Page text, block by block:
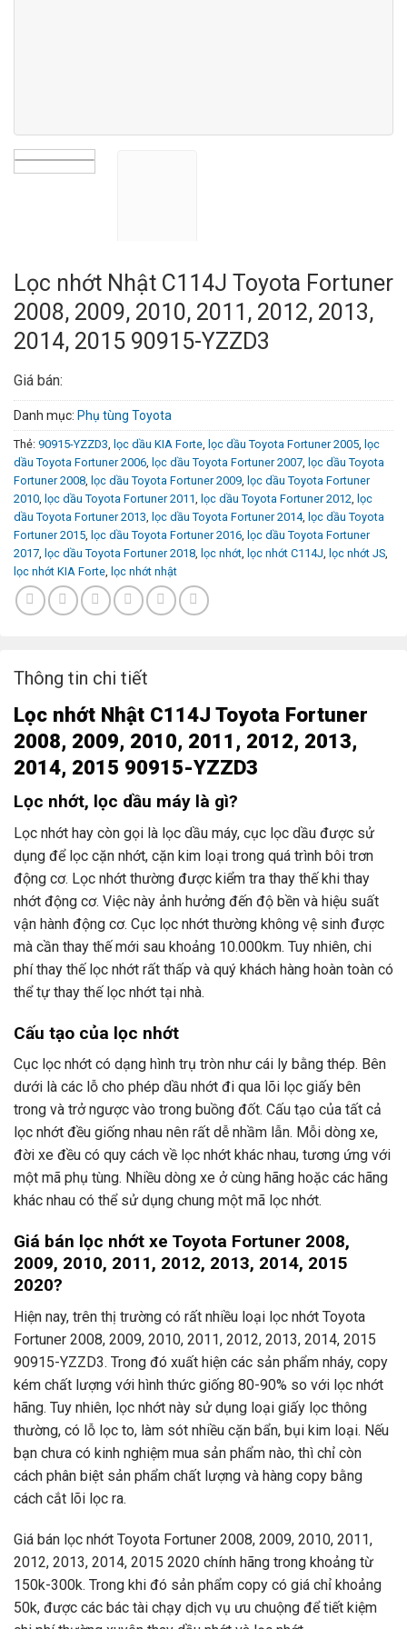
Lọc nhớt Nhật C114J Toyota Fortuner
2008, 2009, 2010, 2011, 2012, 2013,
2014, 2015 90915-YZZD3
Giá bán:
Danh mục: Phụ tùng Toyota
Thẻ: 90915-YZZD3 lọc dầu KIA Forte lọc dầu Toyota Fortuner 2005 lọc
dầu Toyota Fortuner 2006 lọc dầu Toyota Fortuner 2007 lọc dầu Toyota
Fortuner 2008 lọc dầu Toyota Fortuner 2009 lọc dầu Toyota Fortuner
2010 lọc dầu Toyota Fortuner 2011 lọc dầu Toyota Fortuner 2012
lọc
dầu Toyota Fortuner 2013
lọc dầu Toyota Fortuner 2014, lọc dầu Toyota
Fortuner 2015 lọc dầu Toyota Fortuner 2016 lọc dầu Toyota Fortuner
2017 lọc dầu Toyota Fortuner 2018 lọc nhớt lọc nhớt C114J lọc nhớt JS
lọc nhớt KIA Forte lọc nhớt nhật
Thông tin chi tiết
Lọc nhớt Nhật C114J Toyota Fortuner
2008, 2009, 2010, 2011, 2012, 2013,
2014, 2015 90915-YZZD3
Lọc nhớt, lọc dầu máy là gì?
Lọc nhớt hay còn gọi là lọc dầu máy, cục lọc dầu được sử
dụng để lọc cặn nhớt, cặn kim loại trong quá trình bôi trơn
động cơ. Lọc nhớt thường được kiểm tra thay thế khi thay
nhớt động cơ. Việc này ảnh hưởng đến độ bền và hiệu suất
vận hành động cơ. Cục lọc nhớt thường không vệ sinh được
mà cần thay thế mới sau khoảng 10.000km. Tuy nhiên, chi
phí thay thế lọc nhớt rất thấp và quý khách hàng hoàn toàn có
thể tự thay thế lọc nhớt tại nhà.
Cấu tạo của lọc nhớt
Cục lọc nhớt có dạng hình trụ tròn như cái ly bằng thép. Bên
dưới là các lỗ cho phép dầu nhớt đi qua lõi lọc giấy bên
trong và trở ngược vào trong buồng đốt. Cấu tạo của tất cả
lọc nhớt đều giống nhau nên rất dễ nhầm lẫn. Mỗi dòng xe,
đời xe đều có quy cách về lọc nhớt khác nhau, tương ứng với
một mã phụ tùng. Nhiều dòng xe ở cùng hãng hoặc các hãng
khác nhau có thể sử dụng chung một mã lọc nhớt.
Giá bán lọc nhớt xe Toyota Fortuner 2008,
2009, 2010, 2011, 2012, 2013, 2014, 2015
2020?
Hiện nay, trên thị trường có rất nhiều loại lọc nhớt Toyota
Fortuner 2008, 2009, 2010, 2011, 2012, 2013, 2014, 2015
90915-YZZD3. Trong đó xuất hiện các sản phẩm nháy, copy
kém chất lượng với hình thức giống 80-90% so với lọc nhớt
hãng. Tuy nhiên, lọc nhớt này sử dụng loại giấy lọc thông
thường, có lỗ lọc to, làm sót nhiều cặn bẩn, bụi kim loại. Nếu
bạn chưa có kinh nghiệm mua sản phẩm nào, thì chỉ còn
cách phân biệt sản phẩm chất lượng và hàng copy bằng
cách cắt lõi lọc ra.
Giá bán lọc nhớt Toyota Fortuner 2008, 2009, 2010, 2011,
2012, 2013, 2014, 2015 2020 chính hãng trong khoảng từ
150k-300k. Trong khi đó sản phẩm copy có giá chỉ khoảng
50k, được các bác tài chạy dịch vụ ưu chuộng để tiết kiệm